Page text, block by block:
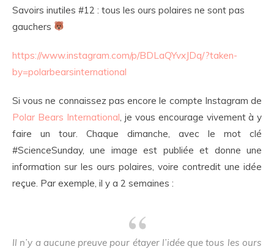
Savoirs inutiles #12 : tous les ours polaires ne sont pas
gauchers
https://www.instagram.com/p/BDLaQYvxJDq/?taken-
by=polarbearsinternational
Si vous ne connaissez pas encore le compte Instagram de
Polar Bears International, je vous encourage vivement à y
faire un tour. Chaque dimanche, avec le mot clé
#ScienceSunday, une image est publiée et donne une
information sur les ours polaires, voire contredit une idée
reçue. Par exemple, il y a 2 semaines :
Il n’y a aucune preuve pour étayer l’idée que tous les ours